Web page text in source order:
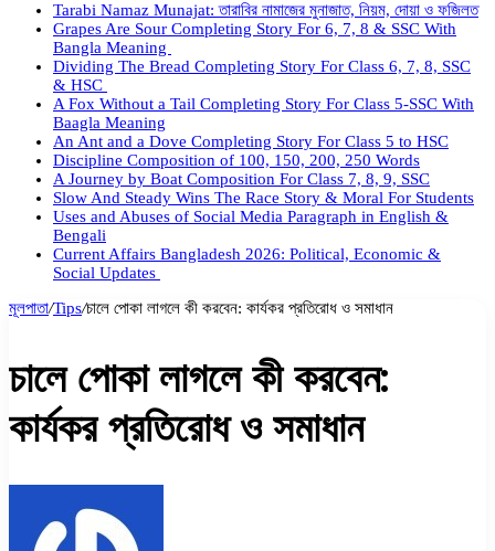
Tarabi Namaz Munajat: তারাবির নামাজের মুনাজাত, নিয়ম, দোয়া ও ফজিলত
Grapes Are Sour Completing Story For 6, 7, 8 & SSC With
Bangla Meaning
Dividing The Bread Completing Story For Class 6, 7, 8, SSC
& HSC
A Fox Without a Tail Completing Story For Class 5-SSC With
Baagla Meaning
An Ant and a Dove Completing Story For Class 5 to HSC
Discipline Composition of 100, 150, 200, 250 Words
A Journey by Boat Composition For Class 7, 8, 9, SSC
Slow And Steady Wins The Race Story & Moral For Students
Uses and Abuses of Social Media Paragraph in English &
Bengali
Current Affairs Bangladesh 2026: Political, Economic &
Social Updates
মূলপাতা/Tips/চালে পোকা লাগলে কী করবেন: কার্যকর প্রতিরোধ ও সমাধান
চালে পোকা লাগলে কী করবেন:
কার্যকর প্রতিরোধ ও সমাধান